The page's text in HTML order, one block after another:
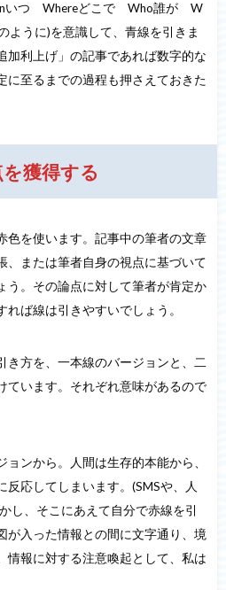
いつ Whereどこで Who誰が W
うに)を意識して、青線を引きま
加利上げ」の記事であれば数字的な
に至るまでの過程も押さえておきた
獲得する
色を使います。記事中の筆者の文章
、または筆者自身の視点に基づいて
う。その論点に対して筆者が肯定か
ば線は引きやすいでしょう。
き方を、一本線のバージョンと、二
ています。それぞれ意味があるので
ョンから。人間は生存的本能から、
反応してしまいます。(SMSや、人
し、そこにあえて自分で赤線を引
が入った情報との間に文字通り、境
情報に対する注意喚起として、私は